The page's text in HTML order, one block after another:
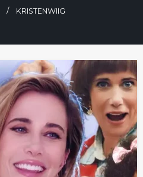
KRISTENWIIG